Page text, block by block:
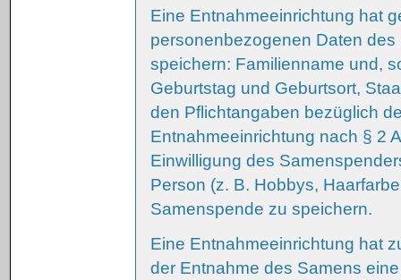
Eine Entnahmeeinrichtung hat
personenbezogenen Daten
speichern: Familienname und,
Geburtstag und Geburtsort,
den Pflichtangaben bezüglich
Entnahmeeinrichtung nach § 2
Einwilligung des
Person (z. B. Hobbys,
Samenspende zu speichern.
Eine Entnahmeeinrichtung hat
der Entnahme des Samens